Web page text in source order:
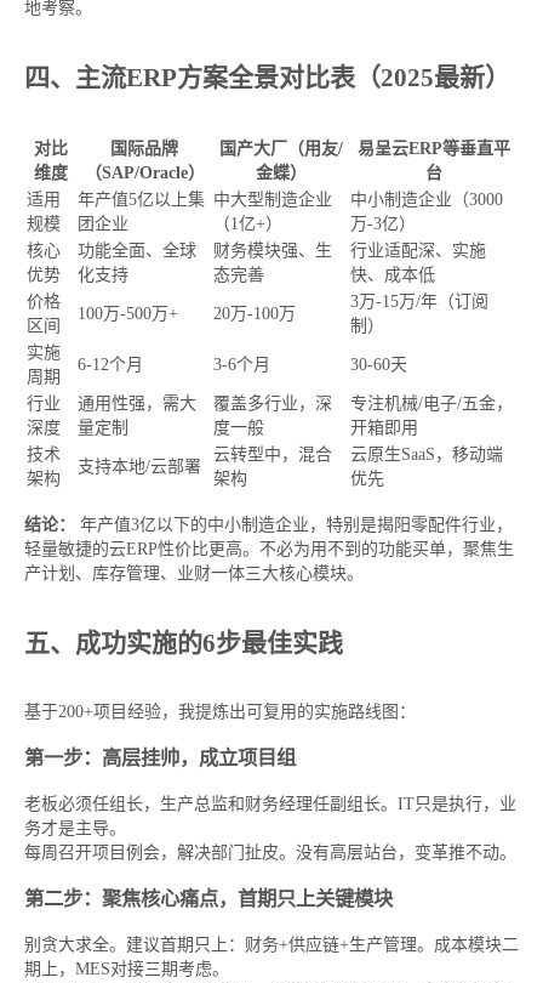
地考察。
四、主流ERP方案全景对比表（2025最新）
对比
维度
国际品牌
（SAP/Oracle）
国产大厂（用友/
金蝶）
易呈云ERP等垂直平
台
适用
规模
年产值5亿以上集
团企业
中大型制造企业
（1亿+）
中小制造企业（3000
万-3亿）
核心
优势
功能全面、全球
化支持
财务模块强、生
态完善
行业适配深、实施
快、成本低
价格
区间
100万-500万+ 20万-100万
3万-15万/年（订阅
制）
实施
周期
6-12个月 3-6个月 30-60天
行业
深度
通用性强，需大
量定制
覆盖多行业，深
度一般
专注机械/电子/五金，
开箱即用
技术
架构
支持本地/云部署
云转型中，混合
架构
云原生SaaS，移动端
优先
结论：
年产值3亿以下的中小制造企业，特别是揭阳零配件行业，
轻量敏捷的云ERP性价比更高。不必为用不到的功能买单，聚焦生
产计划、库存管理、业财一体三大核心模块。
五、成功实施的6步最佳实践
基于200+项目经验，我提炼出可复用的实施路线图：
第一步：高层挂帅，成立项目组
老板必须任组长，生产总监和财务经理任副组长。IT只是执行，业
务才是主导。
每周召开项目例会，解决部门扯皮。没有高层站台，变革推不动。
第二步：聚焦核心痛点，首期只上关键模块
别贪大求全。建议首期只上：财务+供应链+生产管理。成本模块二
期上，MES对接三期考虑。